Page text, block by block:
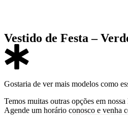
Vestido de Festa –
Gostaria de ver mais modelos como
Temos muitas outras opções em nossa
Agende um horário conosco e venha